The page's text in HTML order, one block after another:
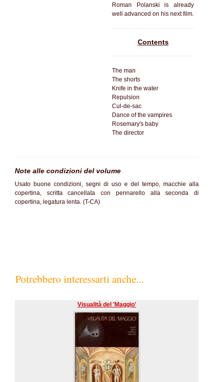
Roman Polanski is already
well advanced on his next film.
Contents
The man
The shorts
Knife in the water
Repulsion
Cul-de-sac
Dance of the vampires
Rosemary's baby
The director
Note alle condizioni del volume
Usato buone condizioni, segni di uso e del tempo, macchie alla
copertina, scritta cancellata con pennarello alla seconda di
copertina, legatura lenta. (T-CA)
Potrebbero interessarti anche...
Visualità del 'Maggio'